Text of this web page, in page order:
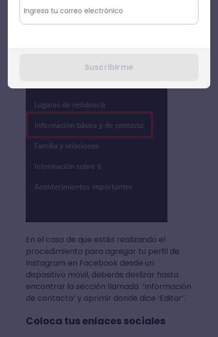
‘Información básica y de contacto
En el caso de que estés realizando el
procedimiento para agregar tu perfil de
Instagram en Facebook desde un
dispositivo móvil, deberás deslizar hasta
encontrar la sección llamada ‘Información
de contacto’ y oprimir donde dice ‘Editar’.
Coloca tus enlaces sociales
Suscribirme